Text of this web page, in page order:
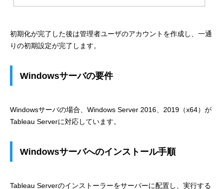
初期化が完了した後は管理者ユーザのアカウントを作成し、一通
りの初期設定が完了します。
Windowsサーバの要件
Windowsサーバの場合、Windows Server 2016、2019（x64）が
Tableau Serverに対応しています。
Windowsサーバへのインストール手順
Tableau Serverのインストーラーをサーバーに配置し、実行する